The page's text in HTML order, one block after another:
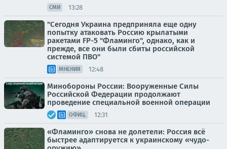
СМИ 13:28
"Сегодня Украина предприняла еще одну
попытку атаковать Россию крылатыми
ракетами FP-5 "Фламинго", однако, как и
прежде, все они были сбиты российской
системой ПВО"
МНЕНИЯ 12:48
Минобороны России: Вооруженные Силы
Российской Федерации продолжают
проведение специальной военной операции
ОФИЦ. 12:31
«Фламинго» снова не долетели: Россия всё
быстрее адаптируется к украинскому «чудо-